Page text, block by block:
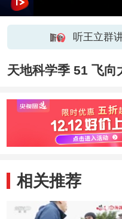
听王立群
天地科学季 51 飞向
相关推荐